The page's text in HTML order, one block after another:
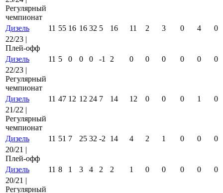
Регулярный
чемпионат
Дизель
11 55 16 16 32 5 16 11 2 3 0 4
0
22/23 |
Плей-офф
Дизель
11 5 0 0 0 -1 2 0 0 0 0 0
0
22/23 |
Регулярный
чемпионат
Дизель
11 47 12 12 24 7 14 12 0 0 0 1
0
21/22 |
Регулярный
чемпионат
Дизель
11 51 7 25 32 -2 14 4 2 1 0 0
0
20/21 |
Плей-офф
Дизель
11 8 1 3 4 2 2 1 0 0 0 0
0
20/21 |
Регулярный